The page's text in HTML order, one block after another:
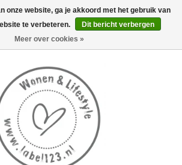
0 Artikelen - €0,00
onze website, ga je akkoord met het gebruik van
te verbeteren.
Dit bericht verbergen
Meer over cookies »